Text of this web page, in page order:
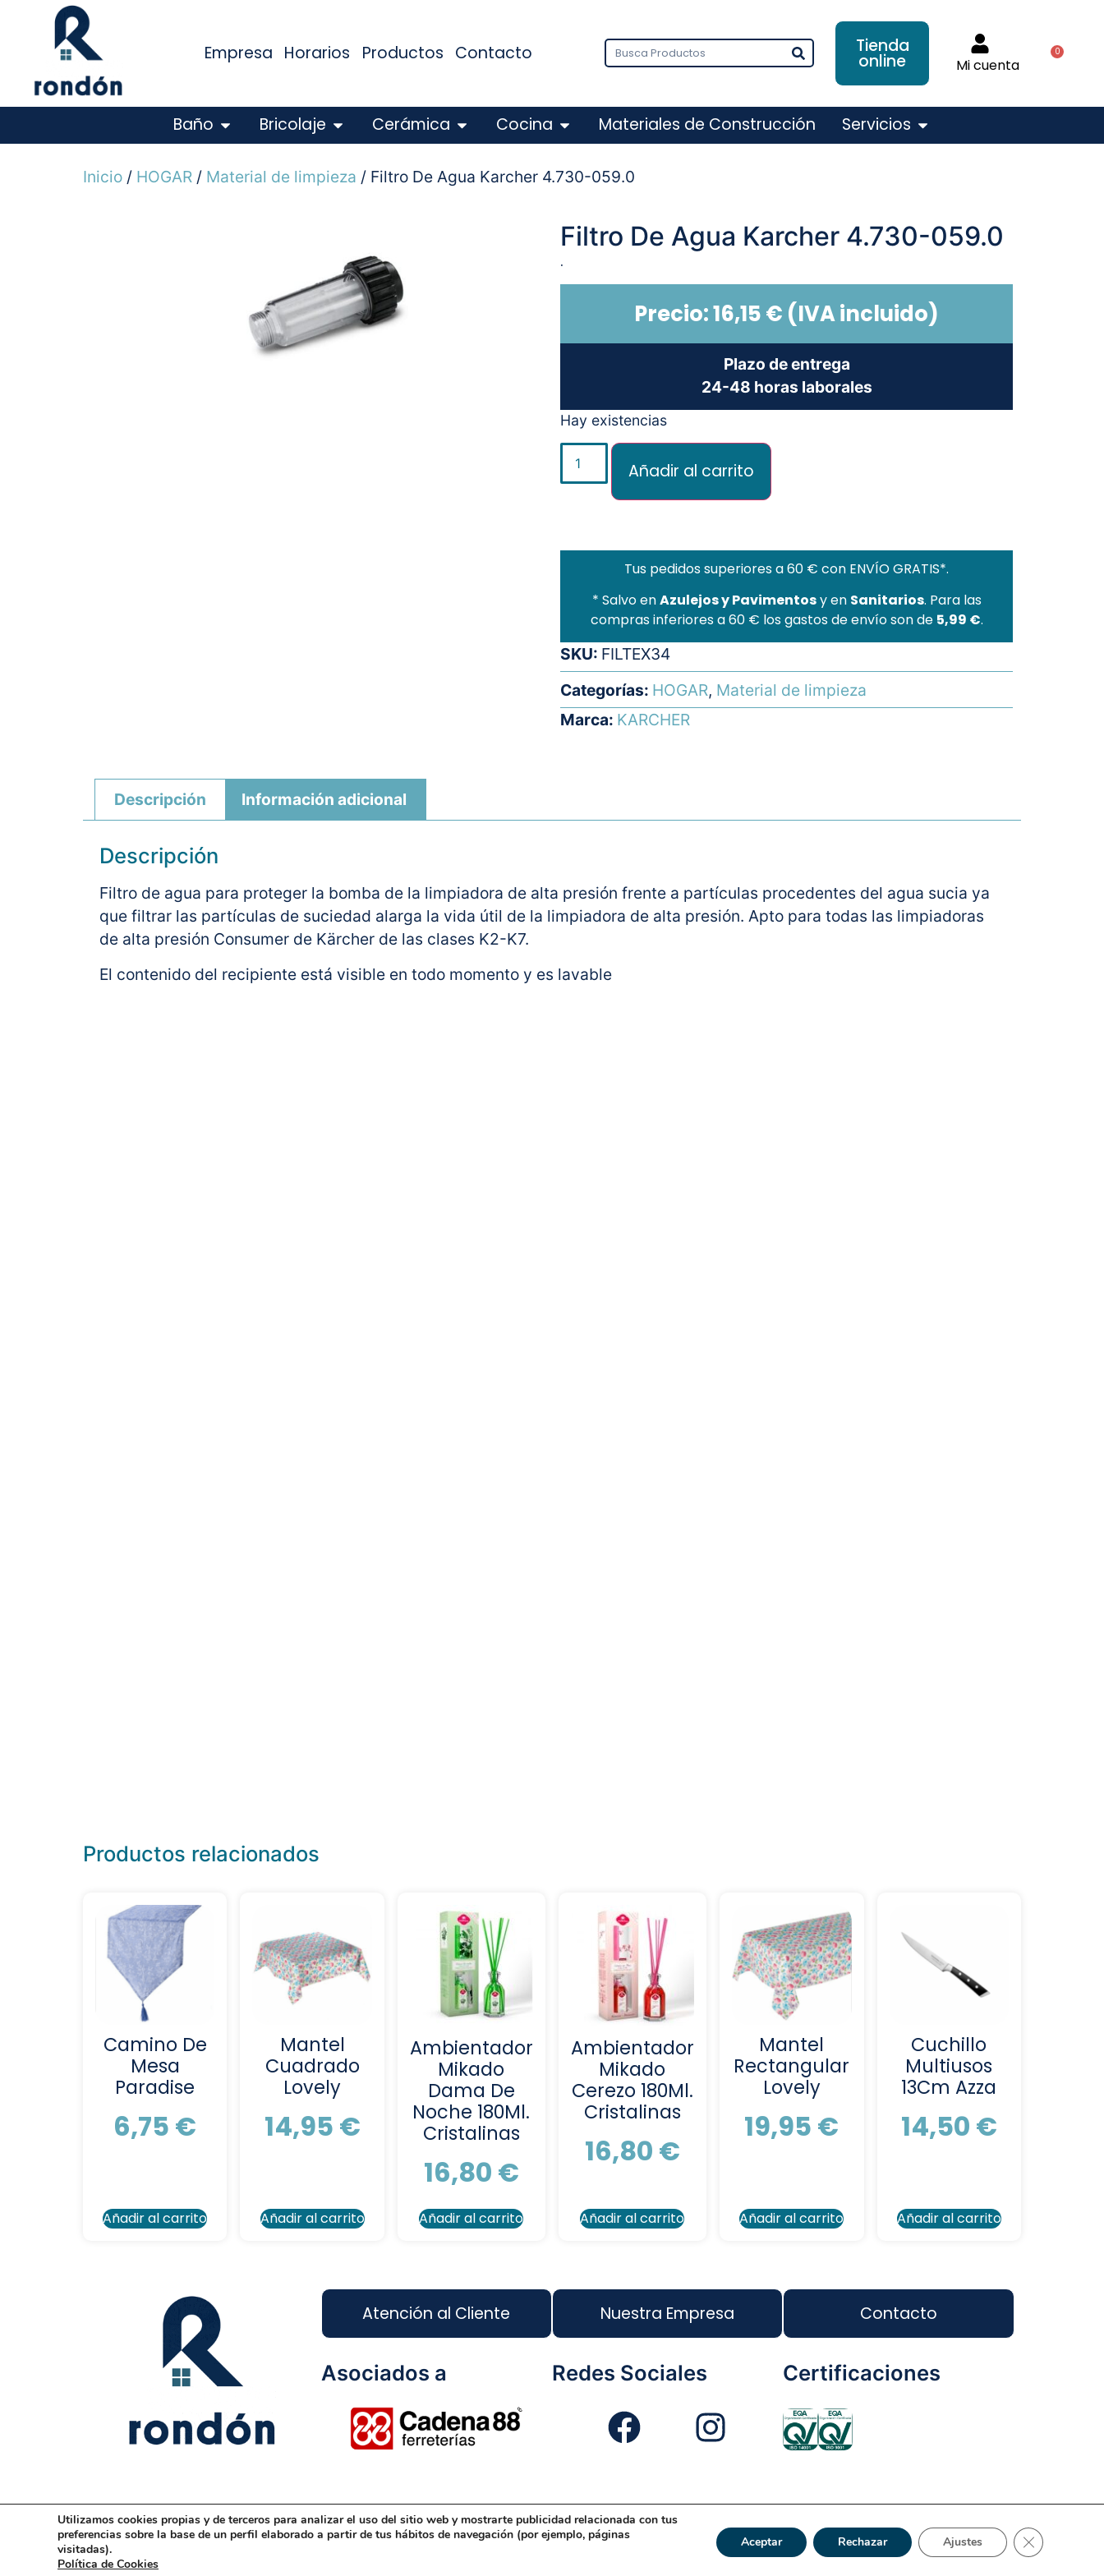
Empresa Horarios Productos Contacto Tienda
online Mi cuenta
0
Baño Bricolaje Cerámica Cocina Materiales de Construcción Servicios
Inicio/ HOGAR/ Material de limpieza / Filtro De Agua Karcher 4.730-059.0
Filtro De Agua Karcher 4.730-059.0
.
Precio:16,15€ (IVA incluido)
Plazo de entrega
24-48 horas laborales
Hay existencias
Añadir al carrito
Tus pedidos superiores a 60 € con ENVÍO GRATIS*.
* Salvo enAzulejos y Pavimentosy en Sanitarios. Para las
compras inferiores a 60 € los gastos de envío son de 5,99 €.
SKU: FILTEX34
Categorías: HOGAR, Material de limpieza
Marca: KARCHER
Descripción Información adicional
Descripción
Filtro de agua para proteger la bomba de la limpiadora de alta presión frente a partículas procedentes del agua sucia ya
que filtrar las partículas de suciedad alarga la vida útil de la limpiadora de alta presión. Apto para todas las limpiadoras
de alta presión Consumer de Kärcher de las clases K2-K7.
El contenido del recipiente está visible en todo momento y es lavable
Productos relacionados
Camino De
Mesa
Paradise
6,75 €
Añadir al carrito
Mantel
Cuadrado
Lovely
14,95 €
Añadir al carrito
Ambientador
Mikado
Dama De
Noche 180Ml.
Cristalinas
16,80 €
Añadir al carrito
Ambientador
Mikado
Cerezo 180Ml.
Cristalinas
16,80 €
Añadir al carrito
Mantel
Rectangular
Lovely
19,95 €
Añadir al carrito
Cuchillo
Multiusos
13Cm Azza
14,50 €
Añadir al carrito
Atención al Cliente
Asociados a
Nuestra Empresa
Redes Sociales
Contacto
Certificaciones
Aviso Legal Condiciones Generales Diseño Web Política de Cookies Política de Gestión Política de Privacidad Reciclaje Tienda Online
© 2026 Rondón | Todos los derechos reservados
Utilizamos cookies propias y de terceros para analizar el uso del sitio web y mostrarte publicidad relacionada con tus
preferencias sobre la base de un perfil elaborado a partir de tus hábitos de navegación (por ejemplo, páginas
visitadas).
Política de Cookies
Aceptar Rechazar Ajustes Cerrar el